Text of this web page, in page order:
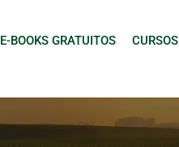
E-BOOKS GRATUITOS CURSOS